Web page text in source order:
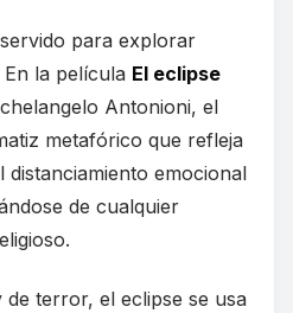
para explorar
En la película El eclipse
Antonioni, el
metafórico que refleja
distanciamiento emocional
de cualquier
terror, el eclipse se usa